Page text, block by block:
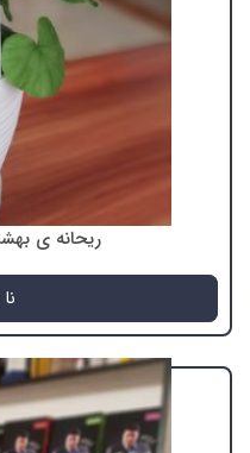
ریحانه ی